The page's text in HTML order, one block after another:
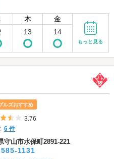
木 金
13 14
もっと見る
ルズおすすめ
5つ星のうち3.5
3.76
6 件
守山市水保町2891-221
1131